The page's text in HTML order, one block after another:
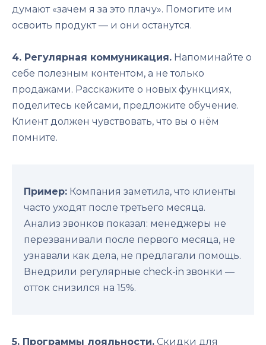
думают «зачем я за это плачу». Помогите им
освоить продукт — и они останутся.
4. Регулярная коммуникация. Напоминайте о
себе полезным контентом, а не только
продажами. Расскажите о новых функциях,
поделитесь кейсами, предложите обучение.
Клиент должен чувствовать, что вы о нём
помните.
Пример: Компания заметила, что клиенты
часто уходят после третьего месяца.
Анализ звонков показал: менеджеры не
перезванивали после первого месяца, не
узнавали как дела, не предлагали помощь.
Внедрили регулярные check-in звонки —
отток снизился на 15%.
5. Программы лояльности. Скидки для